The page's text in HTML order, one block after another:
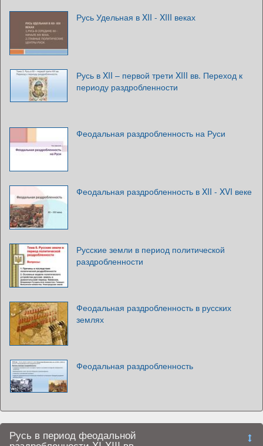
Русь Удельная в XII - XIII веках
Русь в XII – первой трети XIII вв. Переход к
периоду раздробленности
Феодальная раздробленность на Руси
Феодальная раздробленность в XII - XVI веке
Русские земли в период политической
раздробленности
Феодальная раздробленность в русских
землях
Феодальная раздробленность
Русь в период феодальной